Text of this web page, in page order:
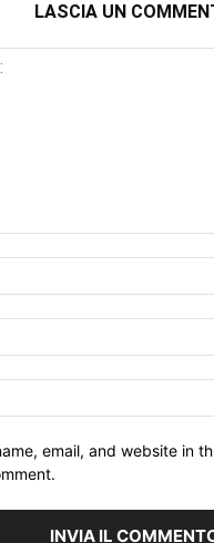
LASCIA UN
email, and website in